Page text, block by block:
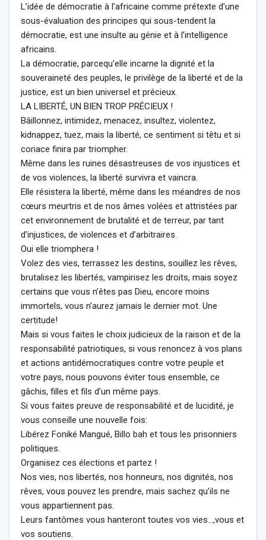
L’idée de démocratie à l’africaine comme prétexte d’une
sous-évaluation des principes qui sous-tendent la
démocratie, est une insulte au génie et à l’intelligence
africains.
La démocratie, parcequ’elle incarne la dignité et la
souveraineté des peuples, le privilège de la liberté et de la
justice, est un bien universel et précieux.
LA LIBERTÉ, UN BIEN TROP PRÉCIEUX !
Bâillonnez, intimidez, menacez, insultez, violentez,
kidnappez, tuez, mais la liberté, ce sentiment si têtu et si
coriace finira par triompher.
Même dans les ruines désastreuses de vos injustices et
de vos violences, la liberté survivra et vaincra.
Elle résistera la liberté, même dans les méandres de nos
cœurs meurtris et de nos âmes volées et attristées par
cet environnement de brutalité et de terreur, par tant
d’injustices, de violences et d’arbitraires.
Oui elle triomphera !
Volez des vies, terrassez les destins, souillez les rêves,
brutalisez les libertés, vampirisez les droits, mais soyez
certains que vous n’êtes pas Dieu, encore moins
immortels, vous n’aurez jamais le dernier mot. Une
certitude!
Mais si vous faites le choix judicieux de la raison et de la
responsabilité patriotiques, si vous renoncez à vos plans
et actions antidémocratiques contre votre peuple et
votre pays, nous pouvons éviter tous ensemble, ce
gâchis, filles et fils d’un même pays.
Si vous faites preuve de responsabilité et de lucidité, je
vous conseille une nouvelle fois:
Libérez Foniké Mangué, Billo bah et tous les prisonniers
politiques.
Organisez ces élections et partez !
Nos vies, nos libertés, nos honneurs, nos dignités, nos
rêves, vous pouvez les prendre, mais sachez qu’ils ne
vous appartiennent pas.
Leurs fantômes vous hanteront toutes vos vies…,vous et
vos soutiens.